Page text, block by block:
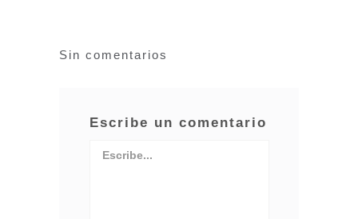
Sin comentarios
Escribe un comentario